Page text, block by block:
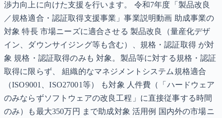
渉力向上に向けた支援を行います。 令和7年度「製品改良
／規格適合・認証取得支援事業」事業説明動画 助成事業の
対象 特長 市場ニーズに適合させる 製品改良（量産化デザ
イン、ダウンサイジング等も含む）、規格・認証取得 が対
象 規格・認証取得のみも 対象。製品等に対する規格・認証
取得に限らず、 組織的なマネジメントシステム規格適合
（ISO9001、ISO27001等） も対象 人件費（「ハードウェア
のみならずソフトウェアの改良工程」に直接従事する時間
のみ）も最大350万円 まで助成対象 活用例 国内外の市場ニ